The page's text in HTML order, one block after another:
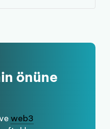
önüne
web3